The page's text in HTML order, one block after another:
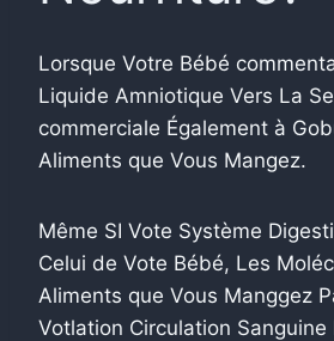
Lorsque Votre Bébé
Liquide Amniotique Vers La
commerciale Également à
Aliments que Vous Mangez.
Même SI Vote Système
Celui de Vote Bébé, Les
Aliments que Vous Manggez
Votlation Circulation Sanguine